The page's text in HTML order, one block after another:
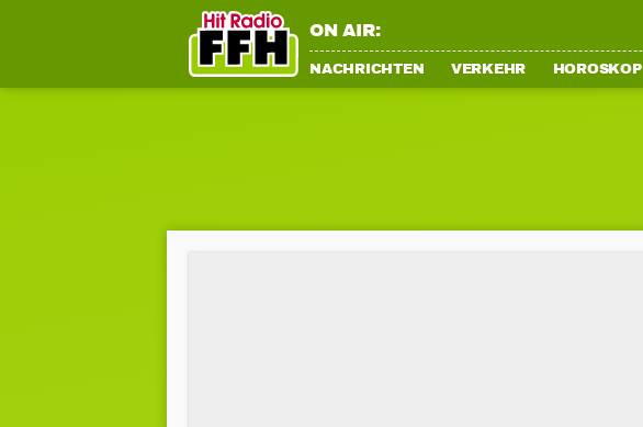
ON AIR:
NACHRICHTEN VERKEHR HOROSKOP